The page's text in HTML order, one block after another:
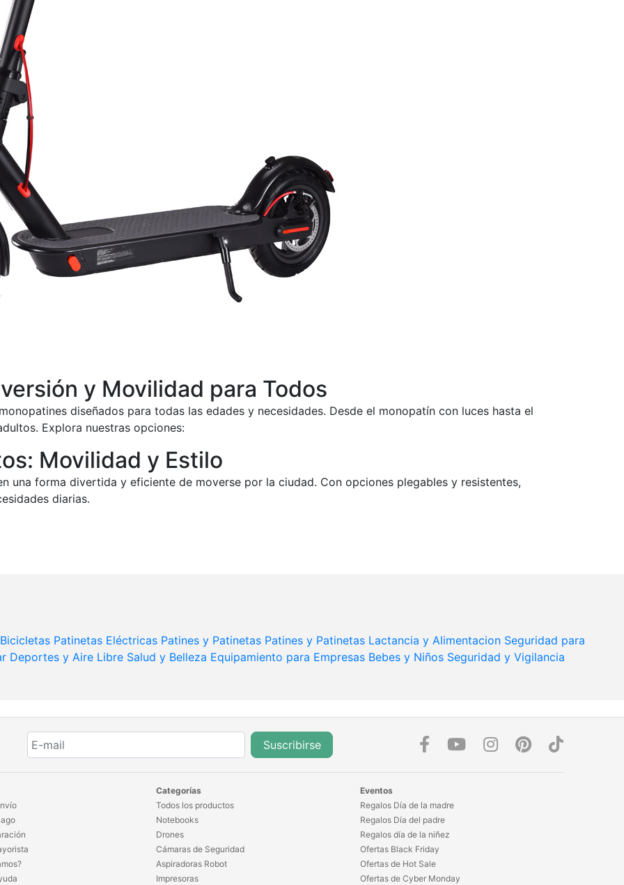
y Movilidad para Todos
diseñados para todas las edades y necesidades. Desde el monopatín con luces hasta el
Explora nuestras opciones:
Movilidad y Estilo
una forma divertida y eficiente de moverse por la ciudad. Con opciones plegables y resistentes,
diarias.
Bicicletas Patinetas Eléctricas Patines y Patinetas Patines y Patinetas Lactancia y Alimentacion Seguridad para
Deportes y Aire Libre Salud y Belleza Equipamiento para Empresas Bebes y Niños Seguridad y Vigilancia
Suscribirse
Categorías
Todos los productos
Notebooks
Drones
Cámaras de Seguridad
Aspiradoras Robot
Impresoras
Eventos
Regalos Día de la madre
Regalos Día del padre
Regalos día de la niñez
Ofertas Black Friday
Ofertas de Hot Sale
Ofertas de Cyber Monday